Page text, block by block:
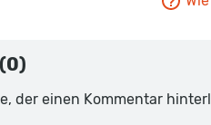
der einen Kommentar